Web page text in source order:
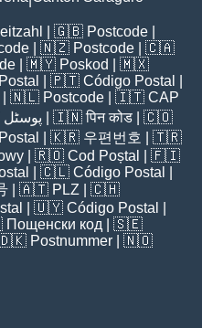
| 🇬🇧 Postcode
| 🇳🇿 Postcode | 🇨🇦
| 🇲🇾 Poskod
| 🇲🇽
| 🇵🇹 Código Postal
| 🇳🇱 Postcode | 🇮🇹 CAP
پوسٹل | 🇮🇳पिन कोड | 🇨🇴
| 🇰🇷 우편번호
| 🇹🇷
| 🇷🇴 Cod Poștal
| 🇫🇮
| 🇨🇱 Código Postal
| 🇦🇹 PLZ | 🇨🇭
| 🇺🇾 Código Postal
Пощенски код | 🇸🇪
🇩🇰 Postnummer | 🇳🇴